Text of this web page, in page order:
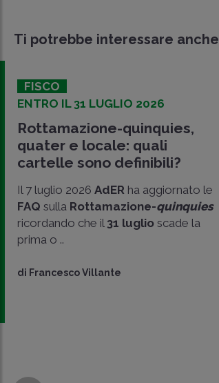
Ti potrebbe interessare anche
FISCO
ENTRO IL 31 LUGLIO 2026
Rottamazione-quinquies,
quater e locale: quali
cartelle sono definibili?
Il 7 luglio 2026 AdER ha aggiornato le
FAQ sulla Rottamazione-quinquies
ricordando che il 31 luglio scade la
prima o ..
di Francesco Villante